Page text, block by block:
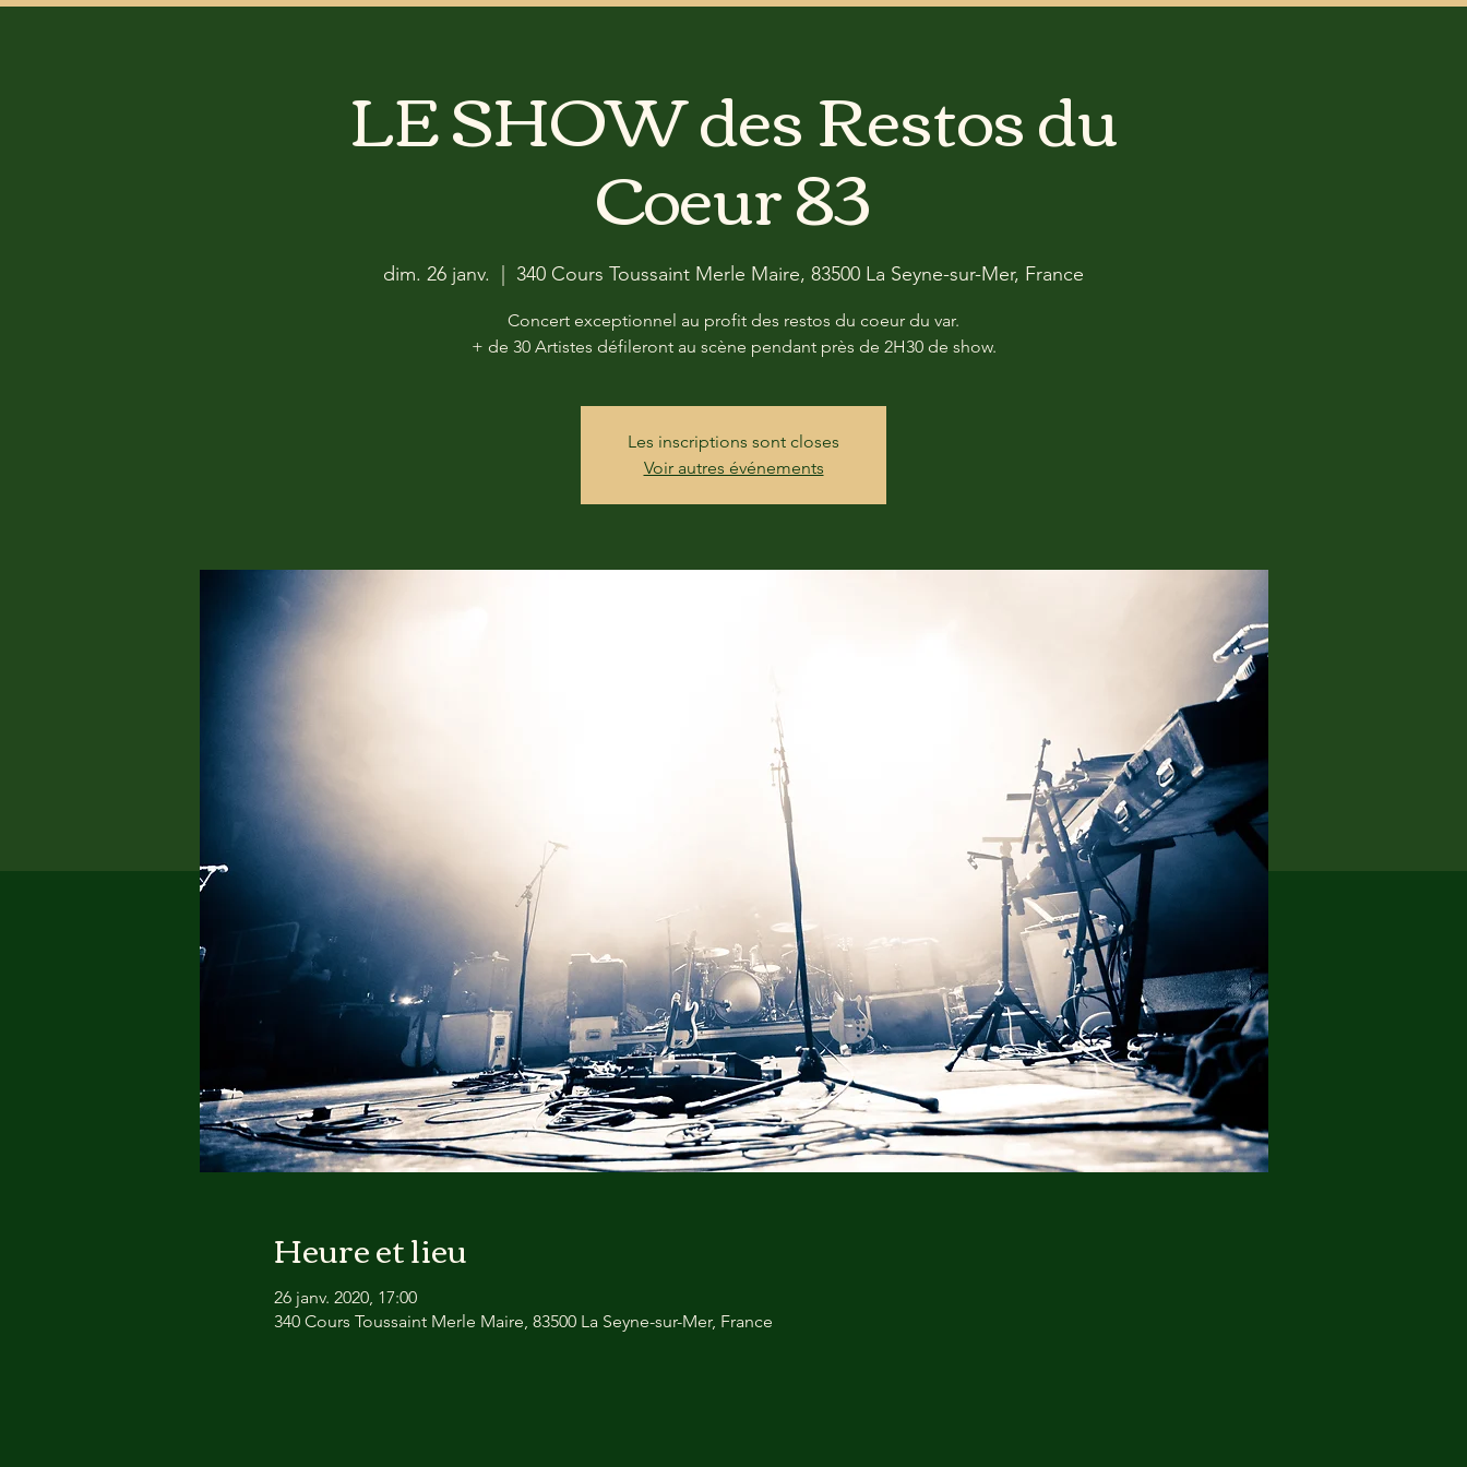
LE SHOW des Restos du
Coeur 83
dim. 26 janv. 340 Cours Toussaint Merle Maire, 83500 La Seyne-sur-Mer, France
Concert exceptionnel au profit des restos du coeur du var.
+ de 30 Artistes défileront au scène pendant près de 2H30 de show.
Les inscriptions sont closes
Voir autres événements
Heure et lieu
26 janv. 2020, 17:00
340 Cours Toussaint Merle Maire, 83500 La Seyne-sur-Mer, France